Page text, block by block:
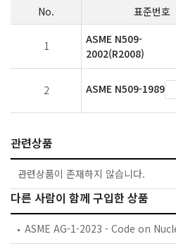
No. 표준번호
1
ASME N509-
2002(R2008)
2 ASME N509-1989
관련상품
관련상품이 존재하지 않습니다.
다른 사람이 함께 구입한 상품